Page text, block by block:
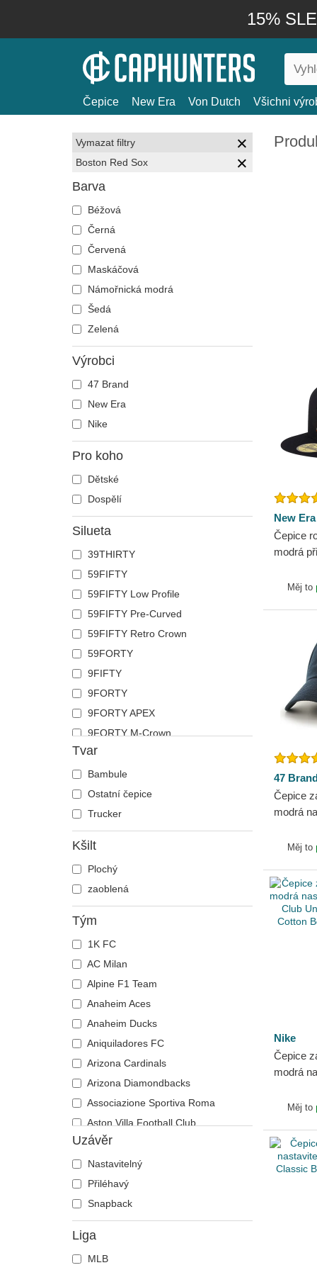
15%
Čepice New Era Von Dutch Všichni
Vymazat filtry
Boston Red Sox
Barva
Béžová
Černá
Červená
Maskáčová
Námořnická modrá
Šedá
Zelená
Výrobci
47 Brand
New Era
Nike
Pro koho
Dětské
Dospělí
Silueta
39THIRTY
59FIFTY
59FIFTY Low Profile
59FIFTY Pre-Curved
59FIFTY Retro Crown
59FORTY
9FIFTY
9FORTY
9FORTY APEX
9FORTY M-Crown
9TWENTY
Tvar
Bambule
Ostatní čepice
Trucker
Kšilt
Plochý
zaoblená
Tým
1K FC
AC Milan
Alpine F1 Team
Anaheim Aces
Anaheim Ducks
Aniquiladores FC
Arizona Cardinals
Arizona Diamondbacks
Associazione Sportiva Roma
Aston Villa Football Club
Atlanta Braves
Atlanta Falcons
Atlanta Hawks
Boston Bruins
Boston Celtics
Boston Red Sox
Brooklyn Nets
Uzávěr
Nastavitelný
Přiléhavý
Snapback
Liga
MLB
New Era
Čepice
modrá
Perf
New Era
Měj to
47
Čepice
modrá
Red
Měj to
Nike
Čepice
modrá
Day
Organic
Měj to